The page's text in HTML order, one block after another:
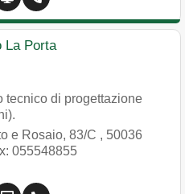
La Porta
tecnico di progettazione
e Rosaio, 83/C , 50036
055548855